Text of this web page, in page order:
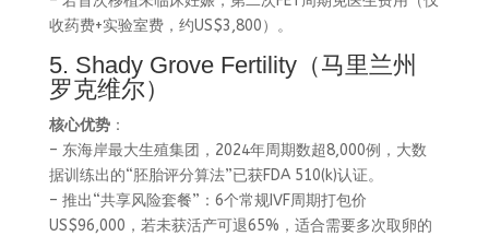
收药费+实验室费，约US$3,800）。
5. Shady Grove Fertility（马里兰州
罗克维尔）
核心优势：
– 东海岸最大生殖集团，2024年周期数超8,000例，大数
据训练出的“胚胎评分算法”已获FDA 510(k)认证。
– 推出“共享风险套餐”：6个常规IVF周期打包价
US$96,000，若未获活产可退65%，适合需要多次取卵的